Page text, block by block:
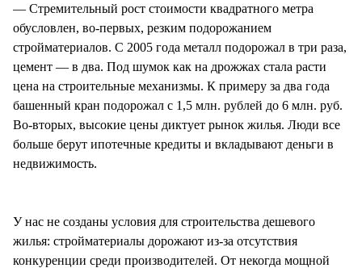
— Стремительный рост стоимости квадратного метра
обусловлен, во-первых, резким подорожанием
стройматериалов. С 2005 года металл подорожал в три раза,
цемент — в два. Под шумок как на дрожжах стала расти
цена на строительные механизмы. К примеру за два года
башенный кран подорожал с 1,5 млн. рублей до 6 млн. руб.
Во-вторых, высокие цены диктует рынок жилья. Люди все
больше берут ипотечные кредиты и вкладывают деньги в
недвижимость.
У нас не созданы условия для строительства дешевого
жилья: стройматериалы дорожают из-за отсутствия
конкуренции среди производителей. От некогда мощной